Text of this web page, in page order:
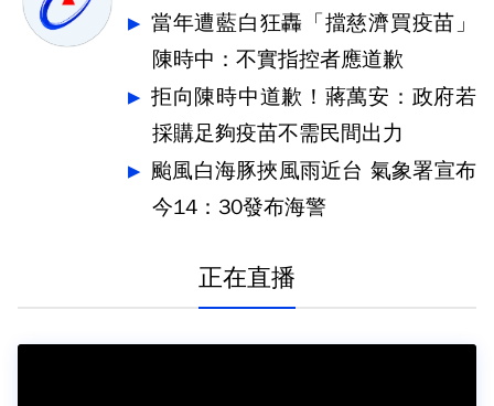
當年遭藍白狂轟「擋慈濟買疫苗」
陳時中：不實指控者應道歉
拒向陳時中道歉！蔣萬安：政府若
採購足夠疫苗不需民間出力
颱風白海豚挾風雨近台 氣象署宣布
今14：30發布海警
正在直播